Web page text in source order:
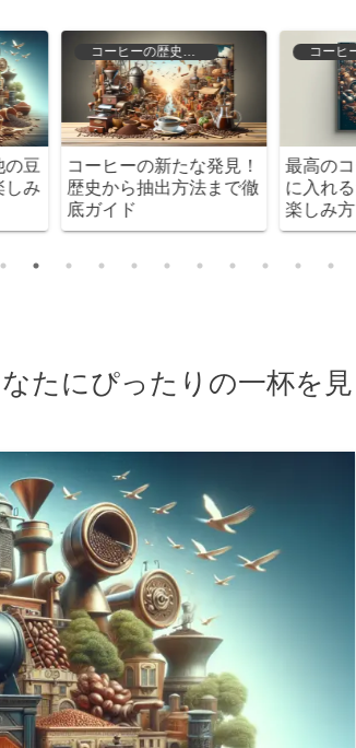
コーヒーの選び方と保存
ヒー体験を手
めの全知識と
ケニアコーヒーの酸味を
知らずにいるなんてもっ
たにぴったりの一杯を見